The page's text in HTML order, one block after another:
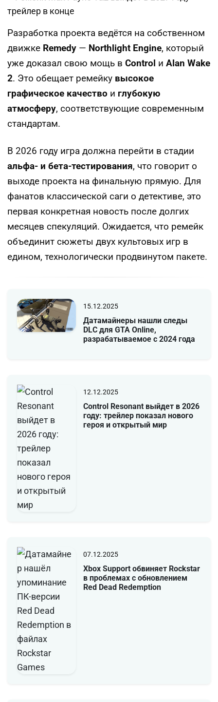
Разработка проекта ведётся на собственном
движке Remedy — Northlight Engine, который
уже доказал свою мощь в Control и Alan Wake
2. Это обещает ремейку высокое
графическое качество и глубокую
атмосферу, соответствующие современным
стандартам.
В 2026 году игра должна перейти в стадии
альфа- и бета-тестирования, что говорит о
выходе проекта на финальную прямую. Для
фанатов классической саги о детективе, это
первая конкретная новость после долгих
месяцев спекуляций. Ожидается, что ремейк
объединит сюжеты двух культовых игр в
едином, технологически продвинутом пакете.
15.12.2025
Датамайнеры нашли следы
DLC для GTA Online,
разрабатываемое с 2024 года
12.12.2025
Control Resonant выйдет в 2026
году: трейлер показал нового
героя и открытый мир
07.12.2025
Xbox Support обвиняет Rockstar
в проблемах с обновлением
Red Dead Redemption